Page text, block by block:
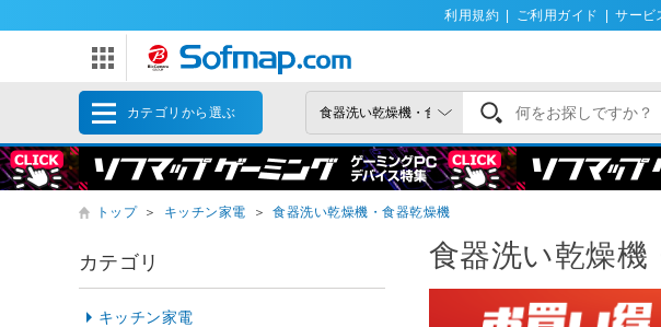
利用規約 ご利用ガイド サービ
カテゴリから選ぶ
トップ ＞ キッチン家電 ＞ 食器洗い乾燥機・食器乾燥機
食器洗い乾燥機
カテゴリ
キッチン家電